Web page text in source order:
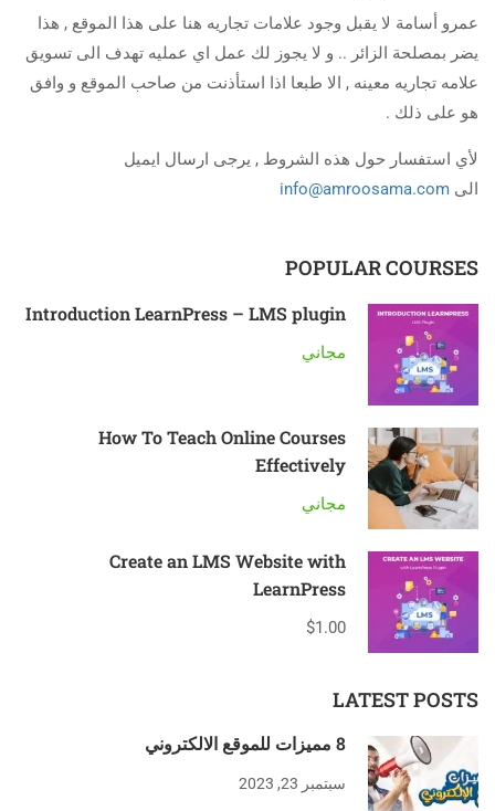
عمرو أسامة لا يقبل وجود علامات تجاريه هنا على هذا الموقع , هذا
يضر بمصلحة الزائر .. و لا يجوز لك عمل اي عمليه تهدف الى تسويق
علامه تجاريه معينه , الا طبعا اذا استأذنت من صاحب الموقع و وافق
هو على ذلك .
لأي استفسار حول هذه الشروط , يرجى ارسال ايميل
الى info@amroosama.com
POPULAR COURSES
Introduction LearnPress – LMS plugin
مجاني
How To Teach Online Courses
Effectively
مجاني
Create an LMS Website with
LearnPress
$1.00
LATEST POSTS
8 مميزات للموقع الالكتروني
سبتمبر 23, 2023